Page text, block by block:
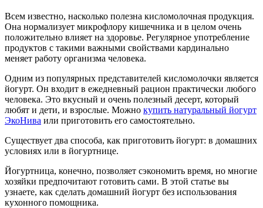
Всем известно, насколько полезна кисломолочная продукция.
Она нормализует микрофлору кишечника и в целом очень
положительно влияет на здоровье. Регулярное употребление
продуктов с такими важными свойствами кардинально
меняет работу организма человека.
Одним из популярных представителей кисломолочки является
йогурт. Он входит в ежедневный рацион практически любого
человека. Это вкусный и очень полезный десерт, который
любят и дети, и взрослые. Можно купить натуральный йогурт
ЭкоНива или приготовить его самостоятельно.
Существует два способа, как приготовить йогурт: в домашних
условиях или в йогуртнице.
Йогуртница, конечно, позволяет сэкономить время, но многие
хозяйки предпочитают готовить сами. В этой статье вы
узнаете, как сделать домашний йогурт без использования
кухонного помощника.